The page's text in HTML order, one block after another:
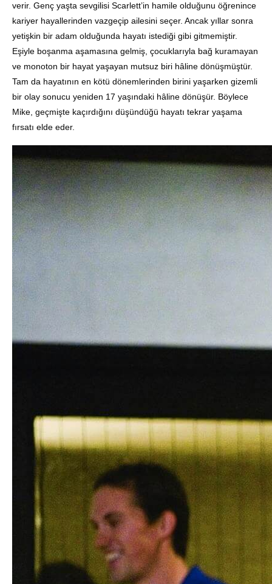
verir. Genç yaşta sevgilisi Scarlett’in hamile olduğunu öğrenince
kariyer hayallerinden vazgeçip ailesini seçer. Ancak yıllar sonra
yetişkin bir adam olduğunda hayatı istediği gibi gitmemiştir.
Eşiyle boşanma aşamasına gelmiş, çocuklarıyla bağ kuramayan
ve monoton bir hayat yaşayan mutsuz biri hâline dönüşmüştür.
Tam da hayatının en kötü dönemlerinden birini yaşarken gizemli
bir olay sonucu yeniden 17 yaşındaki hâline dönüşür. Böylece
Mike, geçmişte kaçırdığını düşündüğü hayatı tekrar yaşama
fırsatı elde eder.